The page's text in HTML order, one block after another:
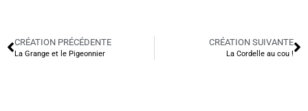
CRÉATION PRÉCÉDENTE
La Grange et le Pigeonnier
CRÉATION SUIVANTE
La Cordelle au cou !